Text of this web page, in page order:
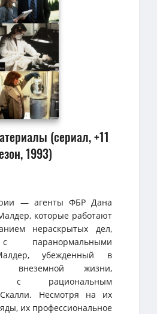
(сериал, +11
1993)
— агенты ФБР Дана
которые работают
нераскрытых дел,
паранормальными
убежденный в
внеземной жизни,
с рациональным
Несмотря на их
их профессиональное